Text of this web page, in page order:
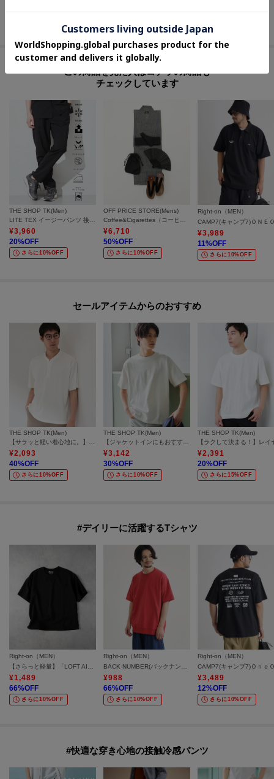
この商品を見た人はコチラの商品も
チェックしています
THE SHOP TK(Men)
¥3,960
20%OFF
さらに10%OFF
OFF PRICE STORE(Mens)
¥6,710
50%OFF
さらに10%OFF
Right-on（MEN）
¥3,989
11%OFF
さらに10%OFF
セールアイテムからのおすすめ
THE SHOP TK(Men)
¥2,093
40%OFF
さらに10%OFF
THE SHOP TK(Men)
¥3,142
30%OFF
さらに10%OFF
THE SHOP TK(Men)
¥2,391
20%OFF
さらに15%OFF
#デイリーに活躍するTシャツ
Right-on（MEN）
¥1,489
66%OFF
さらに10%OFF
Right-on（MEN）
¥988
66%OFF
さらに10%OFF
Right-on（MEN）
¥3,489
12%OFF
さらに10%OFF
#快適な穿き心地の接触冷感パンツ